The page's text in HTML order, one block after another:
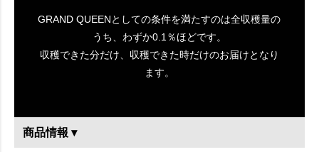
GRAND QUEENとしての条件を満たすのは全収穫量の
うち、わずか0.1％ほどです。
収穫できた分だけ、収穫できた時だけのお届けとなり
ます。
商品情報 ▾